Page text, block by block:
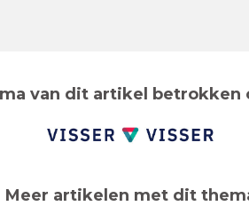
van dit artikel betrokken
Meer artikelen met dit